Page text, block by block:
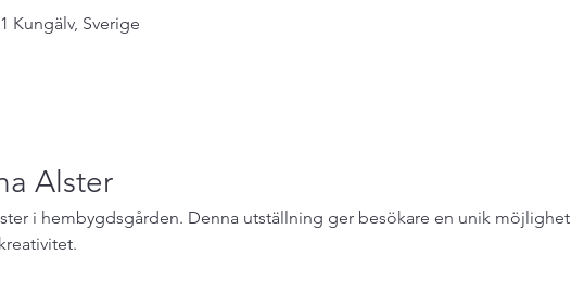
Kungälv, Sverige
Alster
i hembygdsgården. Denna utställning ger besökare en unik möjlighet